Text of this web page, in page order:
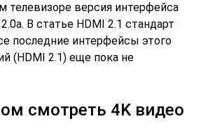
телевизоре версия интерфейса
В статье HDMI 2.1 стандарт
последние интерфейсы этого
(HDMI 2.1) еще пока не
смотреть 4K видео